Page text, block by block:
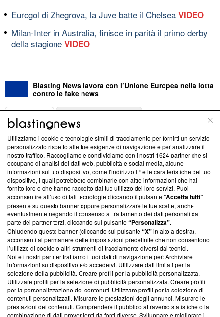
Eurogol di Zhegrova, la Juve batte il Chelsea VIDEO
Milan-Inter in Australia, finisce in parità il primo derby
della stagione VIDEO
Blasting News lavora con l’Unione Europea nella lotta
contro le fake news
ABOUT
Questa sezione offre informazioni trasparenti su Blasting
News, sui nostri processi editoriali e su come ci impegniamo a
creare news di qualità. Inoltre, afferma la nostra aderenza a
‘Trust Project - News with Integrity’Blasting News non è
ancora membro del programma, ma ha richiesto di farne
parte; Trust Project non ha ancora effettuato una verifica di
conformità agli standard.
Su di noi
Team editoriale
Corporate
Redazione
Informativa Privacy
Cookie Policy
Utilizziamo i cookie e tecnologie simili di tracciamento per fornirti un servizio
personalizzato rispetto alle tue esigenze di navigazione e per analizzare il
nostro traffico. Raccogliamo e condividiamo con i nostri 1624partner che si
occupano di analisi dei dati web, pubblicità e social media, alcune
informazioni sul tuo dispositivo, come l’indirizzo IP e le caratteristiche del tuo
dispositivo, i quali potrebbero combinarle con altre informazioni che hai
fornito loro o che hanno raccolto dal tuo utilizzo dei loro servizi. Puoi
acconsentire all’uso di tali tecnologie cliccando il pulsante“Accetta tutti”
presente su questo banner oppure personalizzare le tue scelte, anche
eventualmente negando il consenso al trattamento dei dati personali da
parte dei partner terzi, cliccando sul pulsante“Personalizza”.
Chiudendo questo banner (cliccando sul pulsante“X”in alto a destra),
acconsenti al permanere delle impostazioni predefinite che non consentono
l’utilizzo di cookie o altri strumenti di tracciamento diversi dai tecnici.
Noi e i nostri partner trattiamo i tuoi dati di navigazione per: Archiviare
informazioni su dispositivo e/o accedervi. Utilizzare dati limitati per la
selezione della pubblicità. Creare profili per la pubblicità personalizzata.
Utilizzare profili per la selezione di pubblicità personalizzata. Creare profili
per la personalizzazione dei contenuti. Utilizzare profili per la selezione di
contenuti personalizzati. Misurare le prestazioni degli annunci. Misurare le
prestazioni dei contenuti. Comprendere il pubblico attraverso statistiche o la
combinazione di dati provenienti da fonti diverse. Sviluppare e migliorare i